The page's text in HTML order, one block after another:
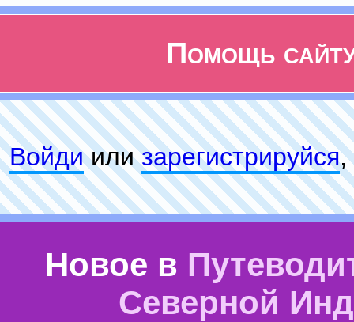
Помощь
Войдиилизарeгиcтpируйся,
Новое в
Северной